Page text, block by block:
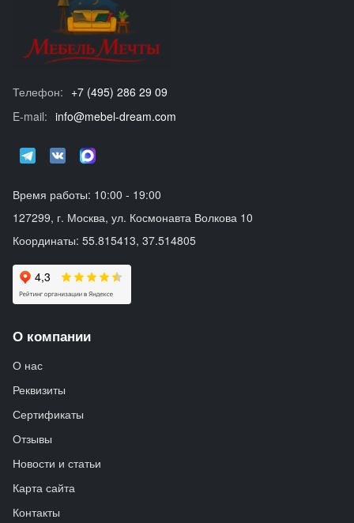
Телефон: +7 (495) 286 29 09
E-mail: info@mebel-dream.com
Время работы: 10:00 - 19:00
127299, г. Москва, ул. Космонавта Волкова 10
Координаты: 55.815413, 37.514805
О компании
О нас
Реквизиты
Сертификаты
Отзывы
Новости и статьи
Карта сайта
Контакты